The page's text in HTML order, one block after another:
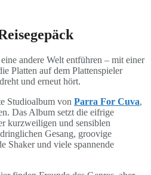
andere Welt entführen – mit einer
Platten auf dem Plattenspieler
und erneut hört.
Studioalbum von Parra For Cuva,
Das Album setzt die eifrige
kurzweiligen und sensiblen
Gesang, groovige
Shaker und viele spannende